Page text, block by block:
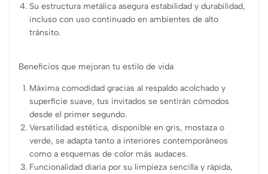
Su estructura metálica asegura estabilidad y durabilidad,
incluso con uso continuado en ambientes de alto
tránsito.
Beneficios que mejoran tu estilo de vida
Máxima comodidad gracias al respaldo acolchado y
superficie suave, tus invitados se sentirán cómodos
desde el primer segundo.
Versatilidad estética, disponible en gris, mostaza o
verde, se adapta tanto a interiores contemporáneos
como a esquemas de color más audaces.
Funcionalidad diaria por su limpieza sencilla y rápida,